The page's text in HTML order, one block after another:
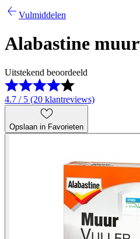
Vulmiddelen
Alabastine
Uitstekend beoordeeld
4.7 / 5 (20 klantreviews)
Opslaan in Favorieten